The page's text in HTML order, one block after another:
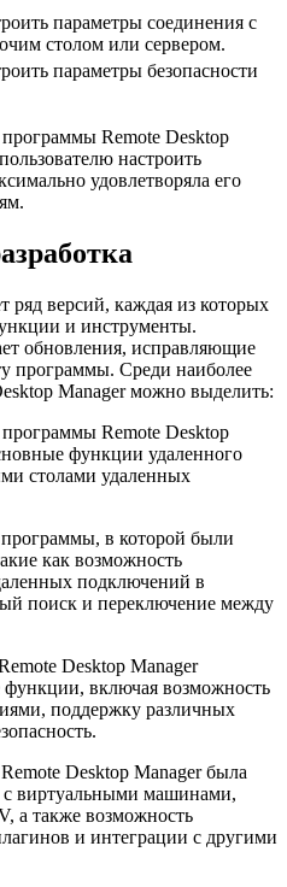
параметры соединения с
столом или сервером.
параметры безопасности
Remote Desktop
настроить
удовлетворяла его
ряд версий, каждая из которых
и инструменты.
обновления, исправляющие
программы. Среди наиболее
Manager можно выделить:
Remote Desktop
функции удаленного
столами удаленных
программы, в которой были
как возможность
подключений в
поиск и переключение между
Desktop Manager
включая возможность
поддержку различных
Desktop Manager была
с виртуальными машинами,
а также возможность
и интеграции с другими